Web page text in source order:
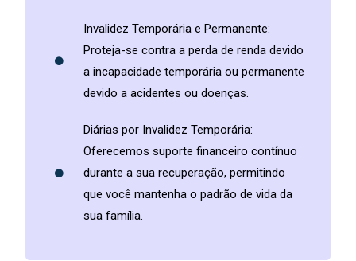
Invalidez Temporária e Permanente:
Proteja-se contra a perda de renda devido
a incapacidade temporária ou permanente
devido a acidentes ou doenças.
Diárias por Invalidez Temporária:
Oferecemos suporte financeiro contínuo
durante a sua recuperação, permitindo
que você mantenha o padrão de vida da
sua família.